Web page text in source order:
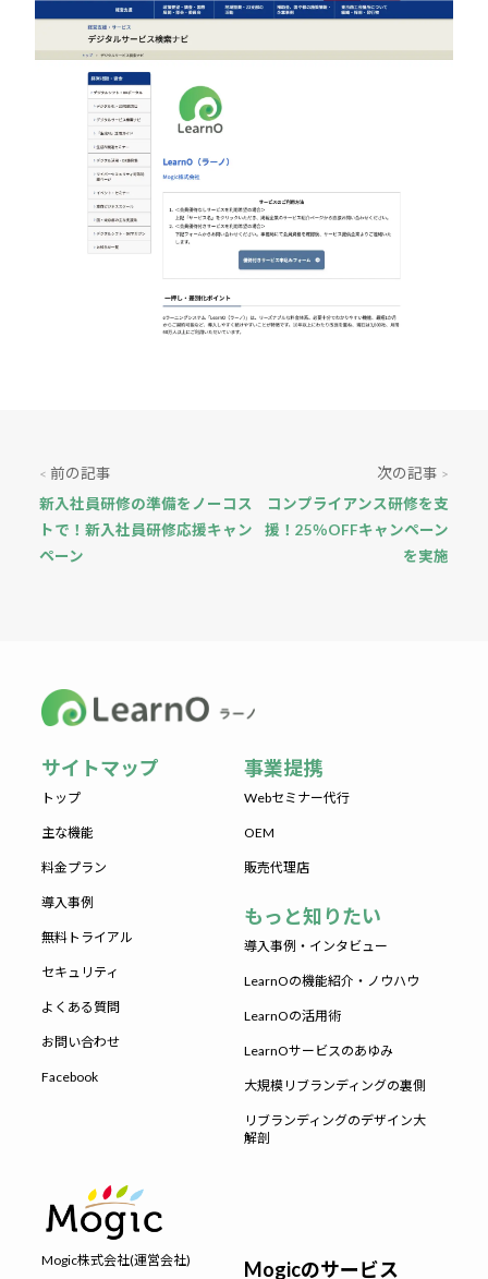
< 前の記事
新入社員研修の準備をノーコス
トで！新入社員研修応援キャン
ペーン
次の記事 >
コンプライアンス研修を支
援！25％OFFキャンペーン
を実施
サイトマップ
トップ
主な機能
料金プラン
導入事例
無料トライアル
セキュリティ
よくある質問
お問い合わせ
Facebook
事業提携
Webセミナー代行
OEM
販売代理店
もっと知りたい
導入事例・インタビュー
LearnOの機能紹介・ノウハウ
LearnOの活用術
LearnOサービスのあゆみ
大規模リブランディングの裏側
リブランディングのデザイン大
解剖
Mogic株式会社(運営会社) Mogicのサービス